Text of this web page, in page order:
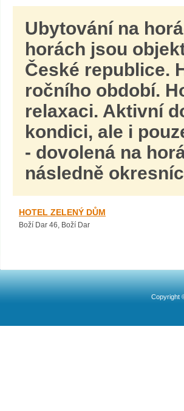
Ubytování na
horách jsou
České republice.
ročního období.
relaxaci. Aktivní
kondici, ale i
- dovolená na
následně
HOTEL ZELENÝ DŮM
Boží Dar 46, Boží Dar
Copyright